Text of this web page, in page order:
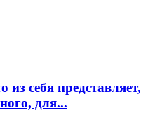
себя представляет,
для...